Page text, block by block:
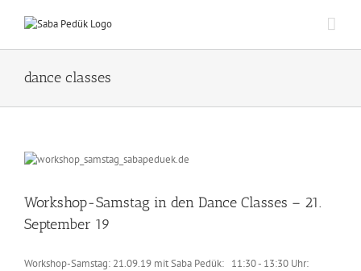
dance classes
Workshop-Samstag in den Dance Classes – 21.
September 19
Workshop-Samstag: 21.09.19 mit Saba Pedük: 11:30 - 13:30 Uhr: